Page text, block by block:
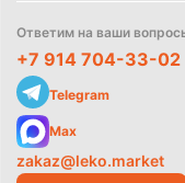
Ответим на ваши
+7 914 704-33-02
Telegram
Max
zakaz@leko.market